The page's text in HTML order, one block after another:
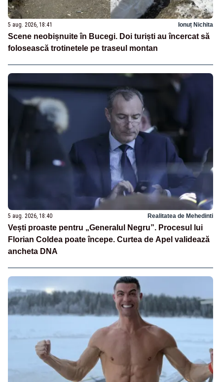
5 aug. 2026, 18:41 Ionuț Nichita
Scene neobișnuite în Bucegi. Doi turiști au încercat să
folosească trotinetele pe traseul montan
5 aug. 2026, 18:40 Realitatea de Mehedinti
Vești proaste pentru „Generalul Negru”. Procesul lui
Florian Coldea poate începe. Curtea de Apel validează
ancheta DNA